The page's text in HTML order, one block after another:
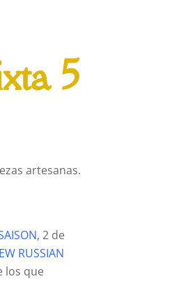
5
artesanas.
, 2 de
RUSSIAN
los que